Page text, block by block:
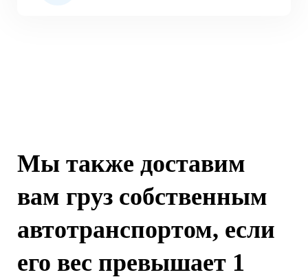
Мы также доставим
вам груз собственным
автотранспортом, если
его вес превышает 1